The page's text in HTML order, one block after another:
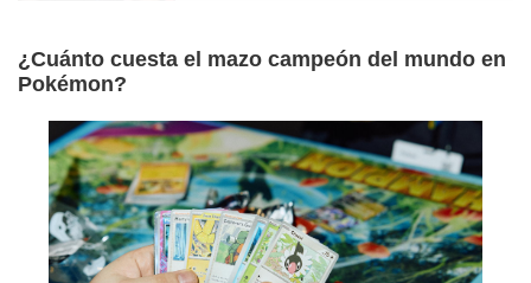
¿Cuánto cuesta el mazo campeón del mundo en
Pokémon?